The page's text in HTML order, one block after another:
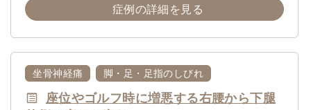
症例の詳細を見る
坐骨神経痛 脚・足・足指のしびれ
座位やゴルフ時に増悪する右腰から下腿